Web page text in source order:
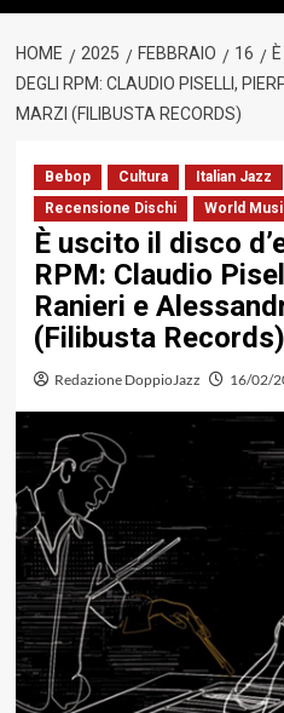
HOME 2025 FEBBRAIO 16
DEGLI RPM: CLAUDIO PISELLI,
MARZI (FILIBUSTA RECORDS)
Bebop Cultura Italian Jazz
Recensione Dischi
World
È uscito il disco
RPM: Claudio
Ranieri e
(Filibusta Records)
Redazione DoppioJazz 16/02/